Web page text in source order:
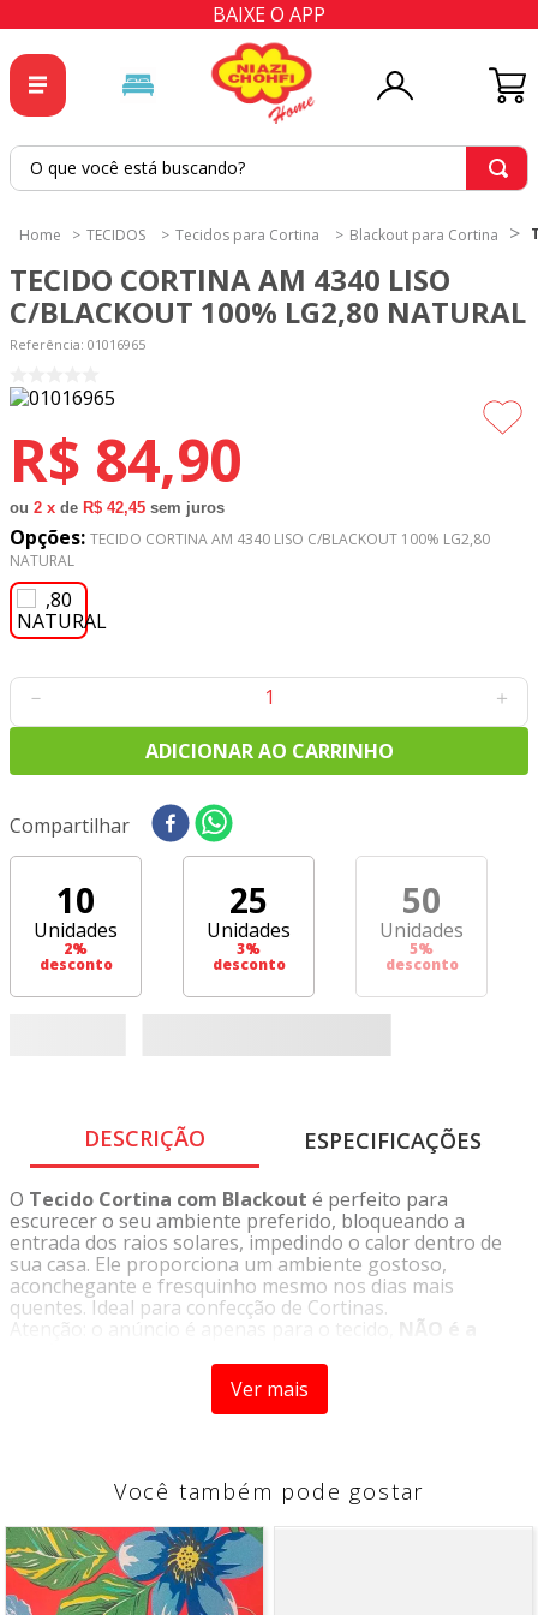
BAIXE O APP
O que você está buscando?
TECIDOS Tecidos para Cortina Blackout para Cortina
TECIDO CORTINA AM 4340 LISO
C/BLACKOUT 100% LG2,80 NATURAL
Referência: 01016965
R$ 84,90
ou 2 x de R$ 42,45 sem juros
Opções: TECIDO CORTINA AM 4340 LISO C/BLACKOUT 100% LG2,80
NATURAL
＋
－
ADICIONAR AO CARRINHO
Compartilhar
10
Unidades
2%
desconto
25
Unidades
3%
desconto
50
Unidades
5%
desconto
DESCRIÇÃO ESPECIFICAÇÕES
O Tecido Cortina com Blackout é perfeito para
escurecer o seu ambiente preferido, bloqueando a
entrada dos raios solares, impedindo o calor dentro de
sua casa. Ele proporciona um ambiente gostoso,
aconchegante e fresquinho mesmo nos dias mais
quentes. Ideal para confecção de Cortinas.
Atenção: o anúncio é apenas para o tecido, NÃO é a
COMPOSIÇÃO:
- 76% POLIESTER 24% LINHO
DIMENSÕES:
Ver mais
Você também pode gostar
2º
tapete
cortina
6º
tecido tricoline
7 º
percal
8º
tricoline digital
9º
tecido oxford
10º toalha mesa